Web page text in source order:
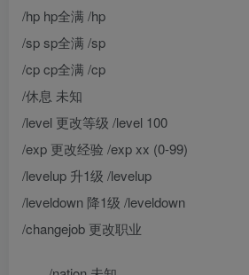
/hp hp全满 /hp
/sp sp全满 /sp
/cp cp全满 /cp
/休息 未知
/level 更改等级 /level 100
/exp 更改经验 /exp xx (0-99)
/levelup 升1级 /levelup
/leveldown 降1级 /leveldown
/changejob 更改职业